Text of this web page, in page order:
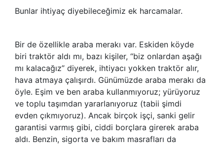
Bunlar ihtiyaç diyebileceğimiz ek harcamalar.
Bir de özellikle araba merakı var. Eskiden köyde
biri traktör aldı mı, bazı kişiler, “biz onlardan aşağı
mı kalacağız” diyerek, ihtiyacı yokken traktör alır,
hava atmaya çalışırdı. Günümüzde araba merakı da
öyle. Eşim ve ben araba kullanmıyoruz; yürüyoruz
ve toplu taşımdan yararlanıyoruz (tabii şimdi
evden çıkmıyoruz). Ancak birçok işçi, sanki gelir
garantisi varmış gibi, ciddi borçlara girerek araba
aldı. Benzin, sigorta ve bakım masrafları da